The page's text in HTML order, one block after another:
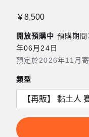
￥8,500
開放預購中 預購期
年06月24日
預定於2026年11月寄
類型